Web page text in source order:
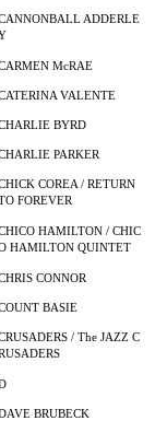
ADDERLE
McRAE
VALENTE
BYRD
PARKER
COREA / RETURN
FOREVER
HAMILTON / CHIC
HAMILTON QUINTET
CONNOR
BASIE
/ The JAZZ C
BRUBECK